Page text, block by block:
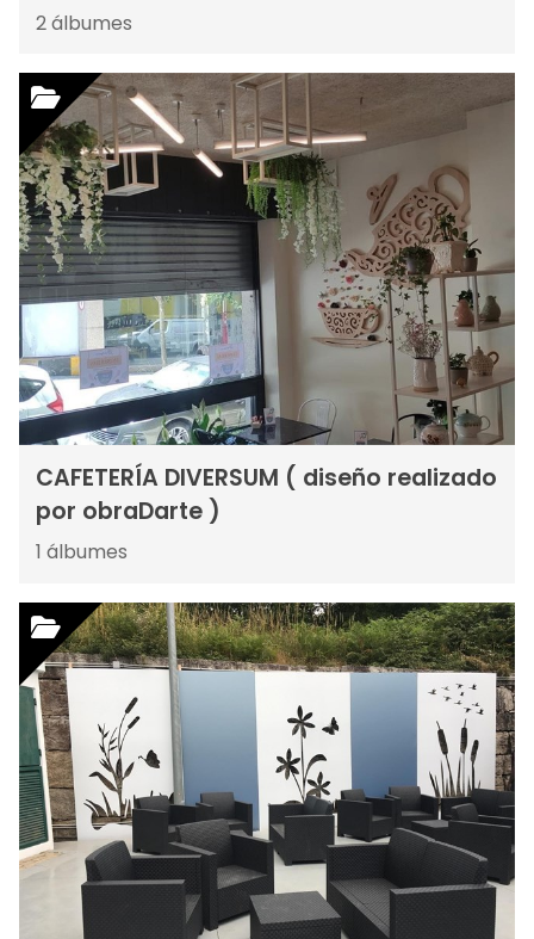
2álbumes
CAFETERÍA DIVERSUM ( diseño realizado
por obraDarte )
1 álbumes